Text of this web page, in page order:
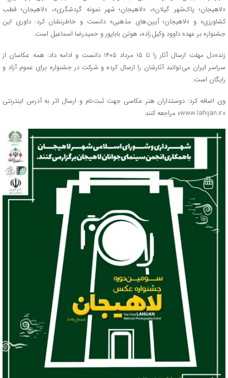
«لاهیجان؛ پاک‌شهر گیلان»، «لاهیجان؛ شهر نمونه گردشگری»، «لاهیجان؛ قطب
کشاورزی» و «لاهیجان؛ آیین های مذهبی» دانست و خاطرنشان کرد: داوری این
جشنواره بر عهده داوود وکیل زاده، هوتن باباپور و حمیدرضا اسماعیل است.
زنده دل مهلت ارسال آثار را تا ۱۵ مرداد ۱۴۰۵ دانست و ادامه داد: همه عکاسان از
سراسر ایران می توانند آثارشان را ارسال کرده و شرکت در جشنواره برای عموم آزاد و
رایگان است.
وی اضافه کرد: دوستداران هنر عکاسی جهت ثبت نام و ارسال اثر به آدرس اینترنتی
«www.lahijan.ir» مراجعه کنند